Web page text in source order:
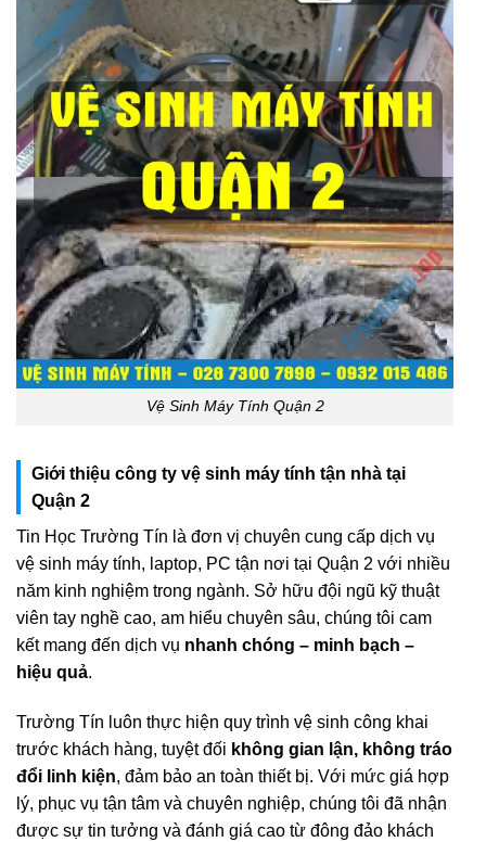
Vệ Sinh Máy Tính Quận 2
Giới thiệu công ty vệ sinh máy tính tận nhà tại
Quận 2
Tin Học Trường Tín là đơn vị chuyên cung cấp dịch vụ
vệ sinh máy tính, laptop, PC tận nơi tại Quận 2 với nhiều
năm kinh nghiệm trong ngành. Sở hữu đội ngũ kỹ thuật
viên tay nghề cao, am hiểu chuyên sâu, chúng tôi cam
kết mang đến dịch vụ nhanh chóng – minh bạch –
hiệu quả.
Trường Tín luôn thực hiện quy trình vệ sinh công khai
trước khách hàng, tuyệt đối không gian lận, không tráo
đổi linh kiện, đảm bảo an toàn thiết bị. Với mức giá hợp
lý, phục vụ tận tâm và chuyên nghiệp, chúng tôi đã nhận
được sự tin tưởng và đánh giá cao từ đông đảo khách